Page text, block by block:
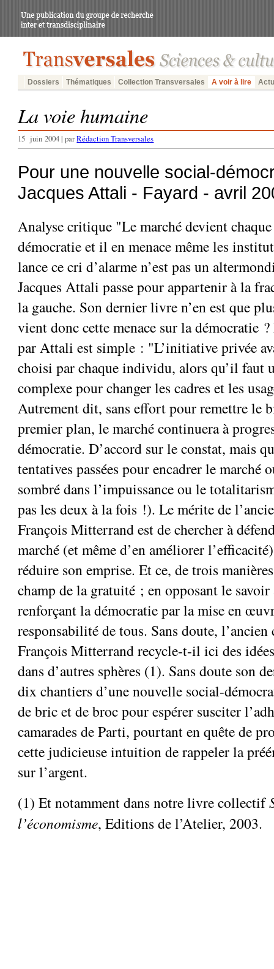
Dossiers Thématiques Collection Transversales A voir à lire
La voie humaine
15 juin 2004 | parRédaction Transversales
Pour une nouvelle social-
Jacques Attali - Fayard - avril
Analyse critique "Le marché devient
démocratie et il en menace même les
lance ce cri d’alarme n’est pas un
Jacques Attali passe pour appartenir à la
la gauche. Son dernier livre n’en est que
vient donc cette menace sur la démocratie
par Attali est simple : "L’initiative privée
choisi par chaque individu, alors qu’il faut
complexe pour changer les cadres et les
Autrement dit, sans effort pour remettre le
premier plan, le marché continuera à
démocratie. D’accord sur le constat, mais
tentatives passées pour encadrer le marché
sombré dans l’impuissance ou le
pas les deux à la fois !). Le mérite de
François Mitterrand est de chercher à
marché (et même d’en améliorer
réduire son emprise. Et ce, de trois
champ de la gratuité ; en opposant le savoir
renforçant la démocratie par la mise en
responsabilité de tous. Sans doute,
François Mitterrand recycle-t-il ici des
dans d’autres sphères (1). Sans doute son
dix chantiers d’une nouvelle social-
de bric et de broc pour espérer susciter
camarades de Parti, pourtant en quête de
cette judicieuse intuition de rappeler la
sur l’argent.
(1) Et notamment dans notre livre collectif
l’économisme, Editions de l’Atelier, 2003.